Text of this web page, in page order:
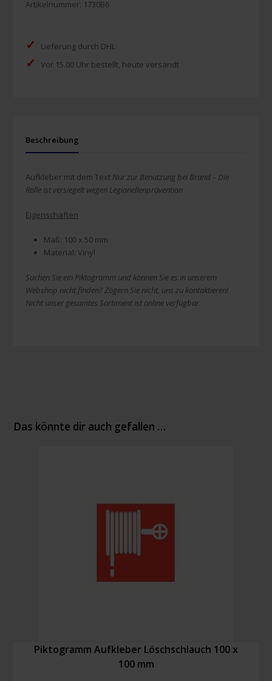
Artikelnummer: 1730B6
✓ Lieferung durch DHL
✓ Vor 15.00 Uhr bestellt, heute versandt
Beschreibung
Aufkleber mit dem Text Nur zur Benutzung bei Brand – Die
Rolle ist versiegelt wegen Legionellenprävention
Eigenschaften
Maß: 100 x 50 mm
Material: Vinyl
Suchen Sie ein Piktogramm und können Sie es in unserem
Webshop nicht finden? Zögern Sie nicht, uns zu kontaktieren!
Nicht unser gesamtes Sortiment ist online verfügbar.
Das könnte dir auch gefallen …
Piktogramm Aufkleber Löschschlauch 100 x
100 mm